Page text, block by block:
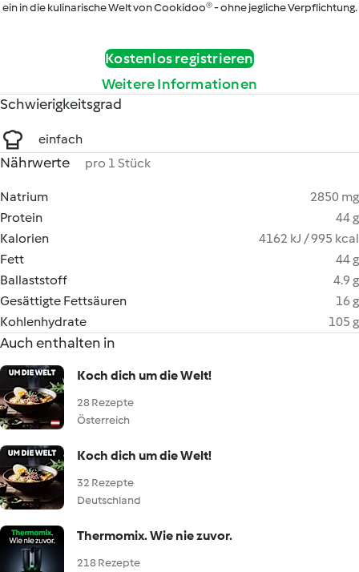
ein in die kulinarische Welt von Cookidoo® - ohne jegliche Verpflichtung.
Kostenlos registrieren
Weitere Informationen
Schwierigkeitsgrad
einfach
Nährwerte pro 1 Stück
Natrium
2850 mg
Protein
44 g
Kalorien
4162 kJ / 995 kcal
Fett
44 g
Ballaststoff
4.9 g
Gesättigte Fettsäuren
16 g
Kohlenhydrate
105 g
Auch enthalten in
Koch dich um die Welt!
28 Rezepte
Österreich
Koch dich um die Welt!
32 Rezepte
Deutschland
Thermomix. Wie nie zuvor.
218 Rezepte